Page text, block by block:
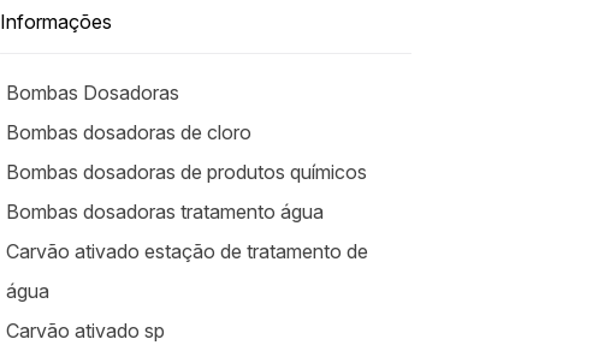
Informações
Bombas Dosadoras
Bombas dosadoras de cloro
Bombas dosadoras de produtos químicos
Bombas dosadoras tratamento água
Carvão ativado estação de tratamento de
água
Carvão ativado sp